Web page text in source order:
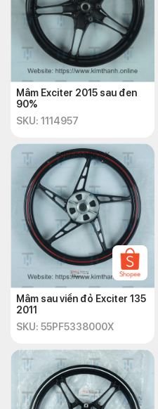
Mâm Exciter 2015 sau đen
90%
SKU: 1114957
Mâm sau viền đỏ Exciter 135
2011
SKU: 55PF5338000X